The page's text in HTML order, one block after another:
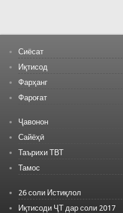
Сиёсат
Иқтисод
Фарҳанг
Фароғат
Ҷавонон
Сайёҳӣ
Таърихи ТВТ
Тамос
26 соли Истиқлол
Иқтисоди ҶТ дар соли 2017